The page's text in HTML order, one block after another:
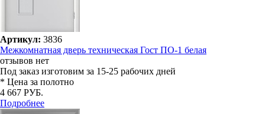
Артикул: 3836
Межкомнатная дверь техническая Гост ПО-1 белая
отзывов нет
Под заказ изготовим за 15-25 рабочих дней
* Цена за полотно
4 667 РУБ.
Подробнее